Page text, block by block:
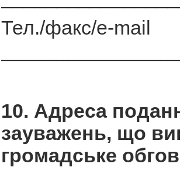
Тел./факс/e-mail
10. Адреса
зауважень, що
громадське